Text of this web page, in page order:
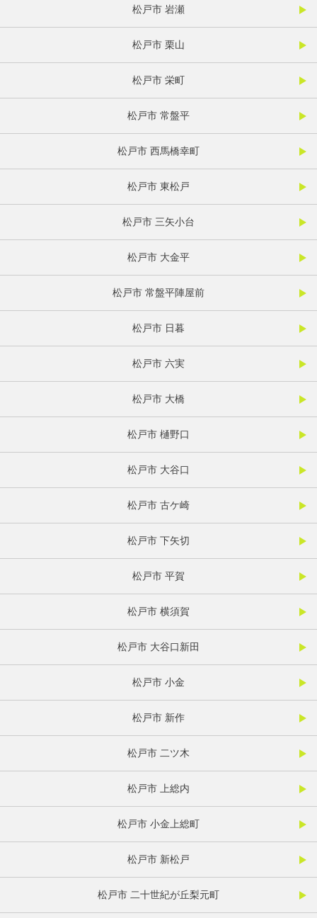
松戸市 岩瀬
松戸市 栗山
松戸市 栄町
松戸市 常盤平
松戸市 西馬橋幸町
松戸市 東松戸
松戸市 三矢小台
松戸市 大金平
松戸市 常盤平陣屋前
松戸市 日暮
松戸市 六実
松戸市 大橋
松戸市 樋野口
松戸市 大谷口
松戸市 古ケ崎
松戸市 下矢切
松戸市 平賀
松戸市 横須賀
松戸市 大谷口新田
松戸市 小金
松戸市 新作
松戸市 二ツ木
松戸市 上総内
松戸市 小金上総町
松戸市 新松戸
松戸市 二十世紀が丘梨元町